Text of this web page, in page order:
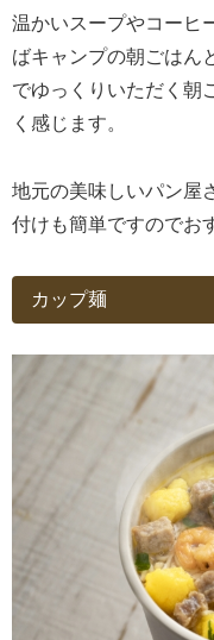
温かいスープやコーヒ
ばキャンプの朝ごはん
でゆっくりいただく朝
く感じます。
地元の美味しいパン屋
付けも簡単ですのでお
カップ麺